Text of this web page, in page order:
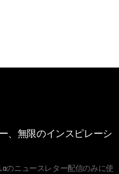
、無限のインスピレーシ
ニュースレター配信のみに使